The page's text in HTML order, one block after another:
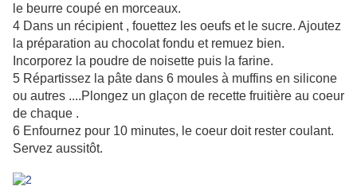
le beurre coupé en morceaux.
4 Dans un récipient , fouettez les oeufs et le sucre. Ajoutez
la préparation au chocolat fondu et remuez bien.
Incorporez la poudre de noisette puis la farine.
5 Répartissez la pâte dans 6 moules à muffins en silicone
ou autres ....Plongez un glaçon de recette fruitière au coeur
de chaque .
6 Enfournez pour 10 minutes, le coeur doit rester coulant.
Servez aussitôt.